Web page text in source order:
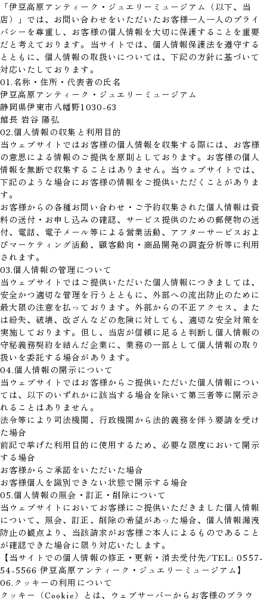
「伊豆高原アンティーク・ジュエリーミュージアム（以下、当
店）」では、お問い合わせをいただいたお客様一人一人のプライ
バシーを尊重し、お客様の個人情報を大切に保護することを重要
だと考えております。当サイトでは、個人情報保護法を遵守する
とともに、個人情報の取扱いについては、下記の方針に基づいて
対応いたしております。
01.名称・住所・代表者の氏名
伊豆高原アンティーク・ジュエリーミュージアム
静岡県伊東市八幡野1030-63
館長 岩谷 陽弘
02.個人情報の収集と利用目的
当ウェブサイトではお客様の個人情報を収集する際には、お客様
の意思による情報のご提供を原則としております。お客様の個人
情報を無断で収集することはありません。当ウェブサイトでは、
下記のような場合にお客様の情報をご提供いただくことがありま
す。
お客様からの各種お問い合わせ・ご予約収集された個人情報は資
料の送付・お申し込みの確認、サービス提供のための郵便物の送
付、電話、電子メール等による営業活動、アフターサービスおよ
びマーケティング活動、顧客動向・商品開発の調査分析等に利用
されます。
03.個人情報の管理について
当ウェブサイトではご提供いただいた個人情報につきましては、
安全かつ適切な管理を行うとともに、外部への流出防止のために
最大限の注意を払っております。外部からの不正アクセス、また
は紛失、破壊、改ざんなどの危険に対しても、適切な安全対策を
実施しております。但し、当店が信頼に足ると判断し個人情報の
守秘義務契約を結んだ企業に、業務の一部として個人情報の取り
扱いを委託する場合があります。
04.個人情報の開示について
当ウェブサイトではお客様からご提供いただいた個人情報につい
ては、以下のいずれかに該当する場合を除いて第三者等に開示さ
れることはありません。
法令等により司法機関、行政機関から法的義務を伴う要請を受け
た場合
前記で挙げた利用目的に使用するため、必要な限度において開示
する場合
お客様からご承諾をいただいた場合
お客様個人を識別できない状態で開示する場合
05.個人情報の照会・訂正・削除について
当ウェブサイトにおいてお客様にご提供いただきました個人情報
について、照会、訂正、削除の希望があった場合、個人情報漏洩
防止の観点より、当該請求がお客様ご本人によるものであること
が確認できた場合に限り対応いたします。
【当サイトでの個人情報の修正・更新・消去受付先/TEL: 0557-
54-5566 伊豆高原アンティーク・ジュエリーミュージアム】
06.クッキーの利用について
クッキー（Cookie）とは、ウェブサーバーからお客様のブラウ